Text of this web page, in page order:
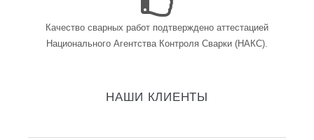
Качество сварных работ подтверждено аттестацией
Национального Агентства Контроля Сварки (НАКС).
НАШИ КЛИЕНТЫ